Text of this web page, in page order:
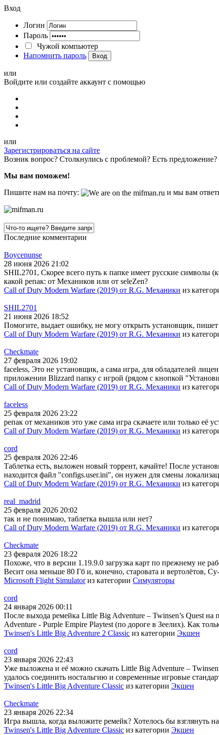
Вход
Логин
Пароль
Чужой компьютер
Напомнить пароль
Вход
или
Войдите или создайте аккаунт с помощью
или
Зарегистрироваться на сайте
Возник вопрос? Столкнулись с проблемой? Есть предложение?
Мы вам поможем!
Пишите нам на почту:
и мы вам
Последние комментарии
Boycenunse
28 июня 2026 21:02
SHIL2701, Скорее всего путь к папке имеет русские символы
какой репак: от Механиков или от seleZen?
Call of Duty Modern Warfare (2019) от R.G. Механики из
SHIL2701
21 июня 2026 18:52
Помогите, выдает ошибку, не могу открыть установщик,
Call of Duty Modern Warfare (2019) от R.G. Механики из
Checkmate
27 февраля 2026 19:02
faceless, Это не установщик, а сама игра, для обладателей
приложении Blizzard папку с игрой (рядом с кнопкой
Call of Duty Modern Warfare (2019) от R.G. Механики из
faceless
25 февраля 2026 23:22
репак от механиков это уже сама игра скачаете или только её
Call of Duty Modern Warfare (2019) от R.G. Механики из
cord
25 февраля 2026 22:46
Таблетка есть, выложен новый торрент, качайте! После
находится файл "configs.user.ini", он нужен для смены
Call of Duty Modern Warfare (2019) от R.G. Механики из
real_madrid
25 февраля 2026 20:02
так и не понимаю, таблетка вышла или нет?
Call of Duty Modern Warfare (2019) от R.G. Механики из
Checkmate
23 февраля 2026 18:22
Похоже, что в версии 1.19.9.0 загрузка карт по прежнему не
Весит она меньше 80 Гб и, конечно, старовата и вертолётов,
Microsoft Flight Simulatorиз категории Симуляторы
cord
24 января 2026 00:11
После выхода ремейка Little Big Adventure – Twinsen’s Quest
Adventure - Purple Empire Playtest (по дороге в Зеелих). Как
Twinsen's Little Big Adventure 2 Classic из категории Экшен
cord
23 января 2026 22:43
Уже выложена и её можно скачать Little Big Adventure –
удалось соединить ностальгию и современные игровые
Twinsen's Little Big Adventure Classic из категории Экшен
Checkmate
23 января 2026 22:34
Игра вышла, когда выложите ремейк? Хотелось бы взглянуть
Twinsen's Little Big Adventure Classic из категории Экшен